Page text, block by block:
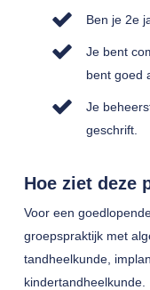
Ben je 2e
Je bent
bent goed
Je
geschrift.
Hoe ziet deze
Voor een
groepspraktijk met
tandheelkunde,
kindertandheelkunde.